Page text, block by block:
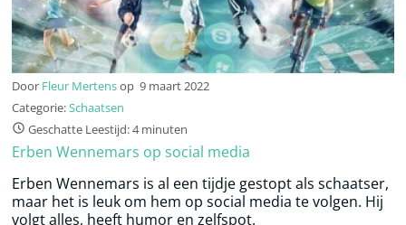
Door Fleur Mertensop 9 maart 2022
Categorie:Schaatsen
Geschatte Leestijd: 4 minuten
Erben Wennemars op social media
Erben Wennemars is al een tijdje gestopt als schaatser,
maar het is leuk om hem op social media te volgen. Hij
volgt alles, heeft humor en zelfspot.